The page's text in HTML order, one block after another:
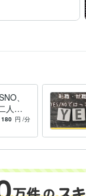
、
人の
つけま
180 円 /分